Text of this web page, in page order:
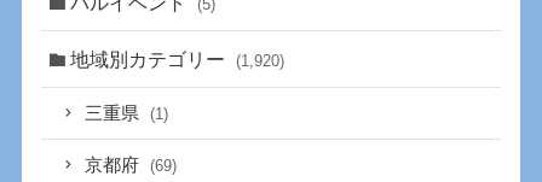
(5)
地域別カテゴリー (1,920)
三重県 (1)
京都府 (69)